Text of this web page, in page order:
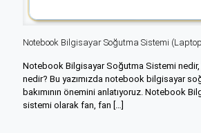
Notebook Bilgisayar Soğutma Sistemi
Notebook Bilgisayar Soğutma Sistemi nedir,
nedir? Bu yazımızda notebook bilgisayar
bakımının önemini anlatıyoruz. Notebook
sistemi olarak fan, fan